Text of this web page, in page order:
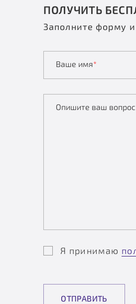
ПОЛУЧИТЬ
Заполните форму
Ваше имя*
Опишите ваш вопрос
Я принимаю
ОТПРАВИТЬ